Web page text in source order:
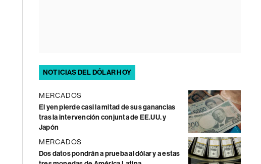
NOTICIAS DEL DÓLAR HOY
MERCADOS
El yen pierde casi la mitad de sus ganancias
tras la intervención conjunta de EE.UU. y
Japón
MERCADOS
Dos datos pondrán a prueba al dólar y a estas